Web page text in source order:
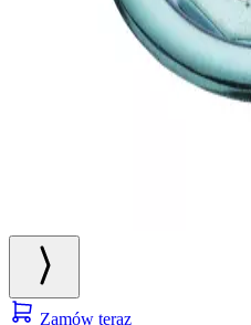
Zamów teraz